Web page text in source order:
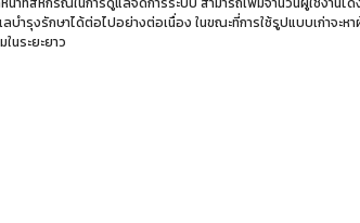
ำรุงรักษาได้ต่อไปอย่างต่อเนื่อง ในขณะที่การใช้รูปแบบเก่าจะห
นระยะยาว